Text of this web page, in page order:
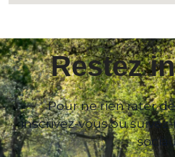
Restez
Pour ne rien rater
inscrivez-vous ou